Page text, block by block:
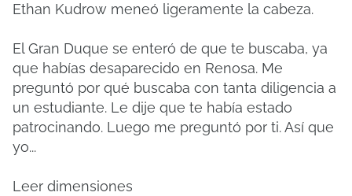
Ethan Kudrow meneó ligeramente la cabeza.
El Gran Duque se enteró de que te buscaba, ya
que habías desaparecido en Renosa. Me
preguntó por qué buscaba con tanta diligencia a
un estudiante. Le dije que te había estado
patrocinando. Luego me preguntó por ti. Así que
yo...
Leer dimensiones